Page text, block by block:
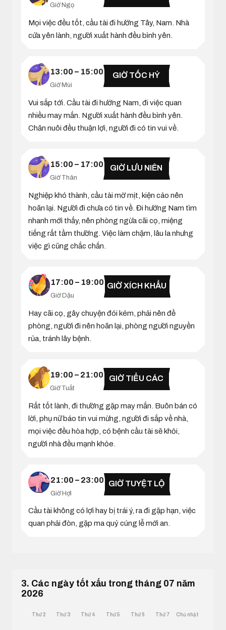
Giờ Ngọ
Mọi việc đều tốt, cầu tài đi hướng Tây, Nam. Nhà
cửa yên lành, người xuất hành đều bình yên.
13:00 – 15:00
Giờ Mùi
GIỜ TỐC HỶ
Vui sắp tới. Cầu tài đi hướng Nam, đi việc quan
nhiều may mắn. Người xuất hành đều bình yên.
Chăn nuôi đều thuận lợi, người đi có tin vui về.
15:00 – 17:00
Giờ Thân
GIỜ LƯU NIÊN
Nghiệp khó thành, cầu tài mờ mịt, kiện cáo nên
hoãn lại. Người đi chưa có tin về. Đi hướng Nam tìm
nhanh mới thấy, nên phòng ngừa cãi cọ, miệng
tiếng rất tầm thường. Việc làm chậm, lâu la nhưng
việc gì cũng chắc chắn.
17:00 – 19:00
Giờ Dậu
GIỜ XÍCH KHẨU
Hay cãi cọ, gây chuyện đói kém, phải nên đề
phòng, người đi nên hoãn lại, phòng người nguyền
rủa, tránh lây bệnh.
19:00 – 21:00
Giờ Tuất
GIỜ TIỂU CÁC
Rất tốt lành, đi thường gặp may mắn. Buôn bán có
lời, phụ nữ báo tin vui mừng, người đi sắp về nhà,
mọi việc đều hòa hợp, có bệnh cầu tài sẽ khỏi,
người nhà đều mạnh khỏe.
21:00 – 23:00
Giờ Hợi
GIỜ TUYỆT LỘ
Cầu tài không có lợi hay bị trái ý, ra đi gặp hạn, việc
quan phải đòn, gặp ma quỷ cúng lễ mới an.
3. Các ngày tốt xấu trong tháng 07 năm
2026
Thứ 2 Thứ 3 Thứ 4 Thứ 5 Thứ 6 Thứ 7 Chủ nhật